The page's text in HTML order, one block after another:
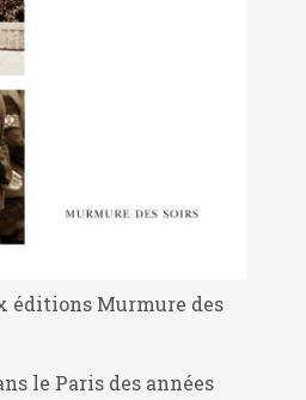
éditions Murmure des
le Paris des années